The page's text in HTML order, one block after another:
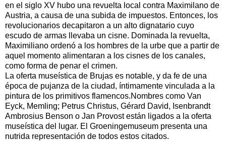
en el siglo XV hubo una revuelta local contra Maximilano de
Austria, a causa de una subida de impuestos. Entonces, los
revolucionarios decapitaron a un alto dignatario cuyo
escudo de armas llevaba un cisne. Dominada la revuelta,
Maximiliano ordenó a los hombres de la urbe que a partir de
aquel momento alimentaran a los cisnes de los canales,
como forma de penar el crimen.
La oferta museística de Brujas es notable, y da fe de una
época de pujanza de la ciudad, íntimamente vinculada a la
pintura de los primitivos flamencos.Nombres como Van
Eyck, Memling; Petrus Christus, Gérard David, Isenbrandt
Ambrosius Benson o Jan Provost están ligados a la oferta
museística del lugar. El Groeningemuseum presenta una
nutrida representación de todos estos citados.